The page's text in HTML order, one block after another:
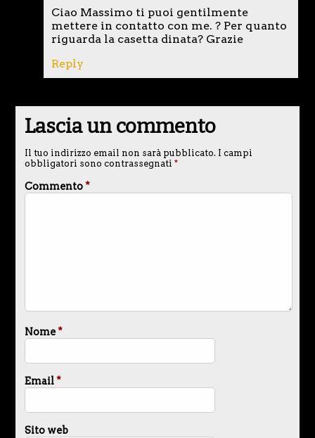
Ciao Massimo ti puoi gentilmente
mettere in contatto con me. ? Per quanto
riguarda la casetta dinata? Grazie
Reply
Lascia un commento
Il tuo indirizzo email non sarà pubblicato. I campi
obbligatori sono contrassegnati *
Commento*
Nome*
Email*
Sito web